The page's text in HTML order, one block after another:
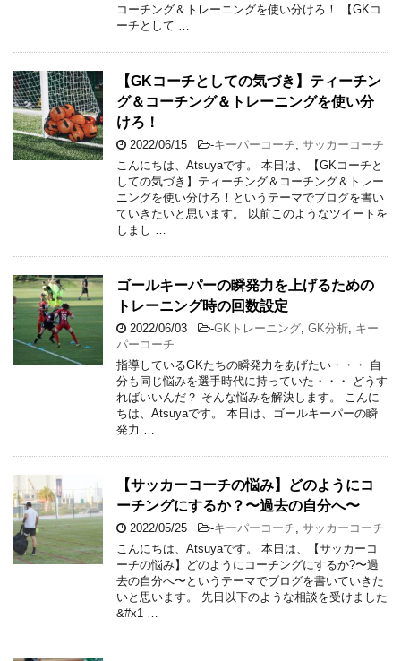
コーチング＆トレーニングを使い分けろ！ 【GKコ
ーチとして …
【GKコーチとしての気づき】ティーチン
グ＆コーチング＆トレーニングを使い分
けろ！
2022/06/15 -キーパーコーチ サッカーコーチ
こんにちは、Atsuyaです。 本日は、【GKコーチと
しての気づき】ティーチング＆コーチング＆トレー
ニングを使い分けろ！というテーマでブログを書い
ていきたいと思います。 以前このようなツイートを
しまし …
ゴールキーパーの瞬発力を上げるための
トレーニング時の回数設定
2022/06/03 -GKトレーニング GK分析 キー
パーコーチ
指導しているGKたちの瞬発力をあげたい・・・ 自
分も同じ悩みを選手時代に持っていた・・・ どうす
ればいいんだ？ そんな悩みを解決します。 こんに
ちは、Atsuyaです。 本日は、ゴールキーパーの瞬
発力 …
【サッカーコーチの悩み】どのようにコ
ーチングにするか？〜過去の自分へ〜
2022/05/25 -キーパーコーチ サッカーコーチ
こんにちは、Atsuyaです。 本日は、【サッカーコ
ーチの悩み】どのようにコーチングにするか?〜過
去の自分へ〜というテーマでブログを書いていきた
いと思います。 先日以下のような相談を受けました
&#x1 …